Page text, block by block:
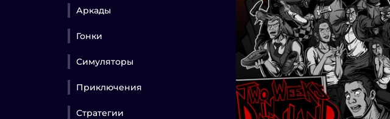
Аркады
Гонки
Симуляторы
Приключения
Стратегии